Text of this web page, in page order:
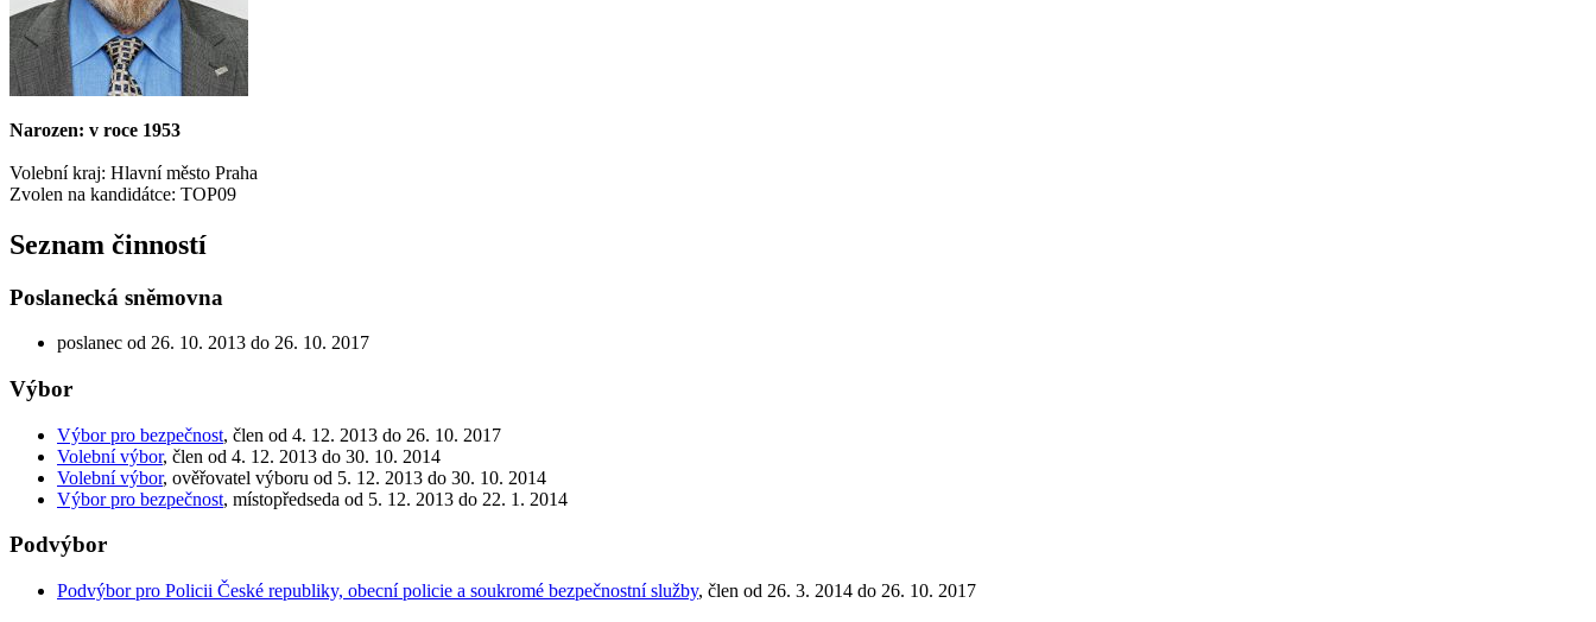
Narozen: v roce 1953
Volební kraj: Hlavní město Praha
Zvolen na kandidátce: TOP09
Seznam činností
Poslanecká sněmovna
poslanec od 26. 10. 2013 do 26. 10. 2017
Výbor
Výbor pro bezpečnost, člen od 4. 12. 2013 do 26. 10. 2017
Volební výbor, člen od 4. 12. 2013 do 30. 10. 2014
Volební výbor, ověřovatel výboru od 5. 12. 2013 do 30. 10. 2014
Výbor pro bezpečnost, místopředseda od 5. 12. 2013 do 22. 1. 2014
Podvýbor
Podvýbor pro Policii České republiky, obecní policie a soukromé bezpečnostní služby, člen od 26. 3. 2014 do 26. 10. 2017